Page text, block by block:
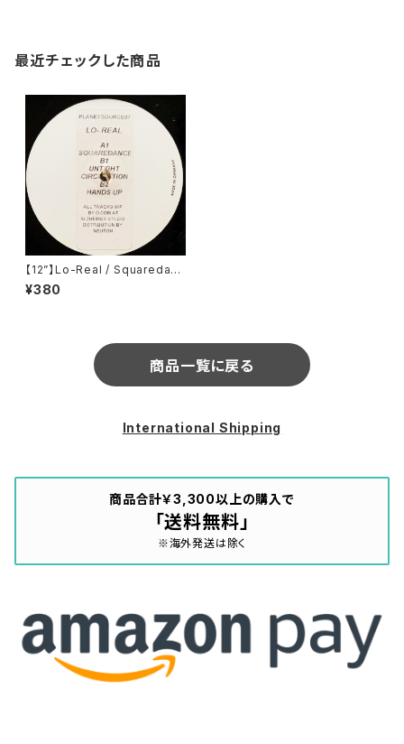
最近チェックした商品
【12”】Lo-Real / Squaredanc
e (Planet Source) (PLANET
SOURCE07)
¥380
商品一覧に戻る
International Shipping
商品合計￥3,300以上の購入で
「送料無料」
※海外発送は除く